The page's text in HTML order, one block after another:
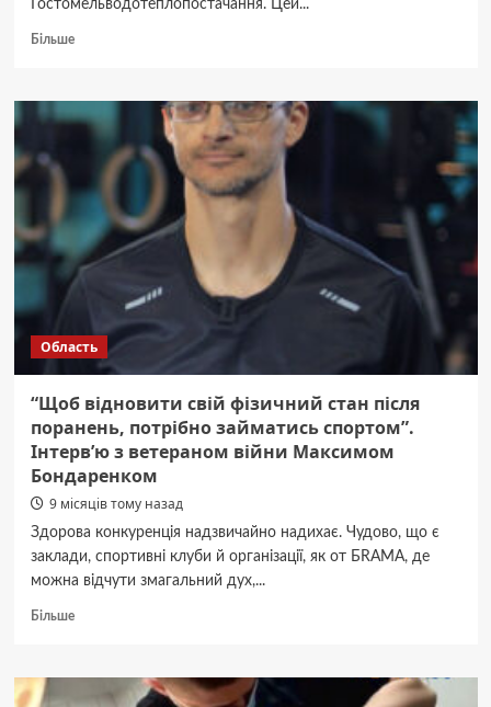
Гостомельводотеплопостачання. Цей...
БільшеДокладніше
Гостомелі
встановлять
когенераційну
систему
млн
грн
(ФОТО)
Область
“Щоб відновити свій фізичний стан після
поранень, потрібно займатись спортом”.
Інтерв’ю з ветераном війни Максимом
Бондаренком
9 місяців тому назад
Здорова конкуренція надзвичайно надихає. Чудово, що є
заклади, спортивні клуби й організації, як от БRAMA, де
можна відчути змагальний дух,...
БільшеДокладніше
відновити